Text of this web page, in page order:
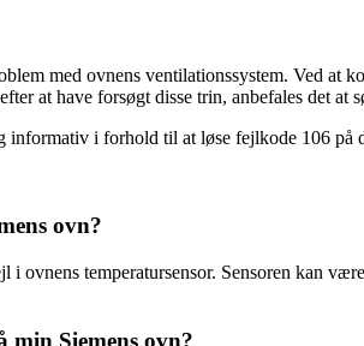
med ovnens ventilationssystem. Ved at
at have forsøgt disse trin, anbefales det at
i forhold til at løse fejlkode 106
ovn?
i ovnens temperatursensor. Sensoren kan
min Siemens ovn?